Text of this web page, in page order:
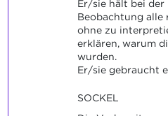
Er/sie hält bei
Beobachtung alle
ohne zu
erklären, warum
wurden.
Er/sie gebraucht
SOCKEL